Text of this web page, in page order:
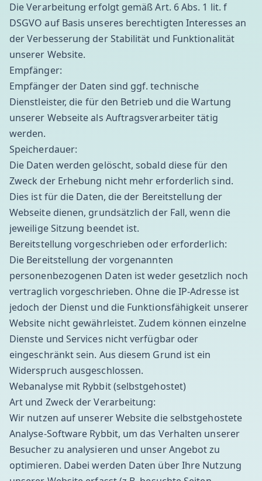
Die Verarbeitung erfolgt gemäß Art. 6 Abs. 1 lit. f
DSGVO auf Basis unseres berechtigten Interesses an
der Verbesserung der Stabilität und Funktionalität
unserer Website.
Empfänger:
Empfänger der Daten sind ggf. technische
Dienstleister, die für den Betrieb und die Wartung
unserer Webseite als Auftragsverarbeiter tätig
werden.
Speicherdauer:
Die Daten werden gelöscht, sobald diese für den
Zweck der Erhebung nicht mehr erforderlich sind.
Dies ist für die Daten, die der Bereitstellung der
Webseite dienen, grundsätzlich der Fall, wenn die
jeweilige Sitzung beendet ist.
Bereitstellung vorgeschrieben oder erforderlich:
Die Bereitstellung der vorgenannten
personenbezogenen Daten ist weder gesetzlich noch
vertraglich vorgeschrieben. Ohne die IP-Adresse ist
jedoch der Dienst und die Funktionsfähigkeit unserer
Website nicht gewährleistet. Zudem können einzelne
Dienste und Services nicht verfügbar oder
eingeschränkt sein. Aus diesem Grund ist ein
Widerspruch ausgeschlossen.
Webanalyse mit Rybbit (selbstgehostet)
Art und Zweck der Verarbeitung:
Wir nutzen auf unserer Website die selbstgehostete
Analyse-Software Rybbit, um das Verhalten unserer
Besucher zu analysieren und unser Angebot zu
optimieren. Dabei werden Daten über Ihre Nutzung